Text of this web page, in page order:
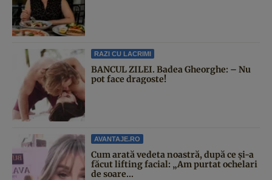
RAZI CU LACRIMI
BANCUL ZILEI. Badea Gheorghe: – Nu
pot face dragoste!
AVANTAJE.RO
Cum arată vedeta noastră, după ce și-a
făcut lifting facial: „Am purtat ochelari
de soare...